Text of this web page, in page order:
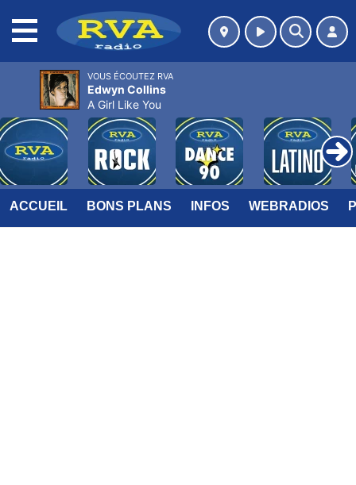
ACCUEIL BONS PLANS INFOS WEBRADIOS
VOUS ÉCOUTEZ RVA
Edwyn Collins
A Girl Like You